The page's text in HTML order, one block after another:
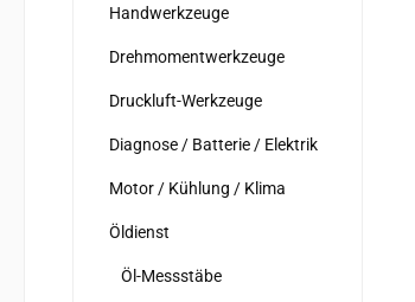
Handwerkzeuge
Drehmomentwerkzeuge
Druckluft-Werkzeuge
Diagnose / Batterie / Elektrik
Motor / Kühlung / Klima
Öldienst
Öl-Messstäbe